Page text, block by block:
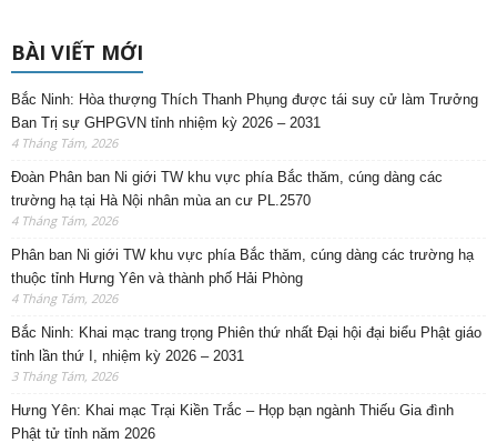
BÀI VIẾT MỚI
Bắc Ninh: Hòa thượng Thích Thanh Phụng được tái suy cử làm Trưởng
Ban Trị sự GHPGVN tỉnh nhiệm kỳ 2026 – 2031
4 Tháng Tám, 2026
Đoàn Phân ban Ni giới TW khu vực phía Bắc thăm, cúng dàng các
trường hạ tại Hà Nội nhân mùa an cư PL.2570
4 Tháng Tám, 2026
Phân ban Ni giới TW khu vực phía Bắc thăm, cúng dàng các trường hạ
thuộc tỉnh Hưng Yên và thành phố Hải Phòng
4 Tháng Tám, 2026
Bắc Ninh: Khai mạc trang trọng Phiên thứ nhất Đại hội đại biểu Phật giáo
tỉnh lần thứ I, nhiệm kỳ 2026 – 2031
3 Tháng Tám, 2026
Hưng Yên: Khai mạc Trại Kiền Trắc – Họp bạn ngành Thiếu Gia đình
Phật tử tỉnh năm 2026